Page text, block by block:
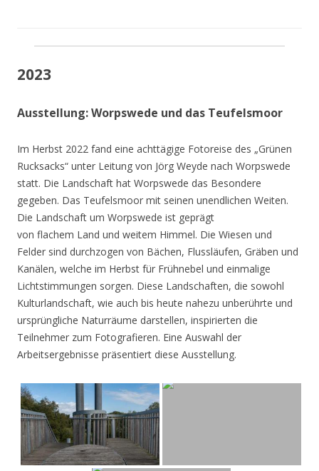
2023
Ausstellung: Worpswede und das Teufelsmoor
Im Herbst 2022 fand eine achttägige Fotoreise des „Grünen
Rucksacks“ unter Leitung von Jörg Weyde nach Worpswede
statt. Die Landschaft hat Worpswede das Besondere
gegeben. Das Teufelsmoor mit seinen unendlichen Weiten.
Die Landschaft um Worpswede ist geprägt
von flachem Land und weitem Himmel. Die Wiesen und
Felder sind durchzogen von Bächen, Flussläufen, Gräben und
Kanälen, welche im Herbst für Frühnebel und einmalige
Lichtstimmungen sorgen. Diese Landschaften, die sowohl
Kulturlandschaft, wie auch bis heute nahezu unberührte und
ursprüngliche Naturräume darstellen, inspirierten die
Teilnehmer zum Fotografieren. Eine Auswahl der
Arbeitsergebnisse präsentiert diese Ausstellung.